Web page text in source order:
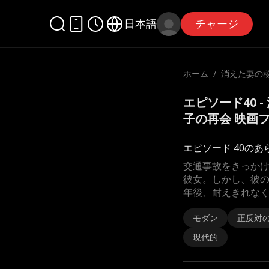
日本語 チャージ
ホーム / 消えた妻の
エピソード40 -
子の再会 映画
エピソード 40のあ
交通事故をきっか
彼女。しかし、彼
年後、耐えきれな
モダン
正反対
現代的